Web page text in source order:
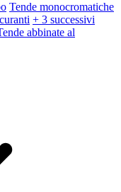
Tende monocromatiche
+ 3 successivi
abbinate al